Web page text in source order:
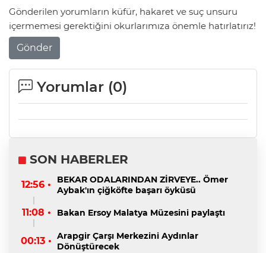
Gönderilen yorumların küfür, hakaret ve suç unsuru
içermemesi gerektiğini okurlarımıza önemle hatırlatırız!
Gönder
Yorumlar (0)
SON HABERLER
12:56 •
BEKAR ODALARINDAN ZİRVEYE.. Ömer
Aybak'ın çiğköfte başarı öyküsü
11:08 • Bakan Ersoy Malatya Müzesini paylaştı
00:13 • Arapgir Çarşı Merkezini Aydınlar
Dönüştürecek